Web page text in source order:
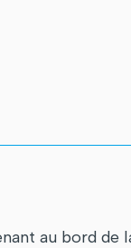
au bord de